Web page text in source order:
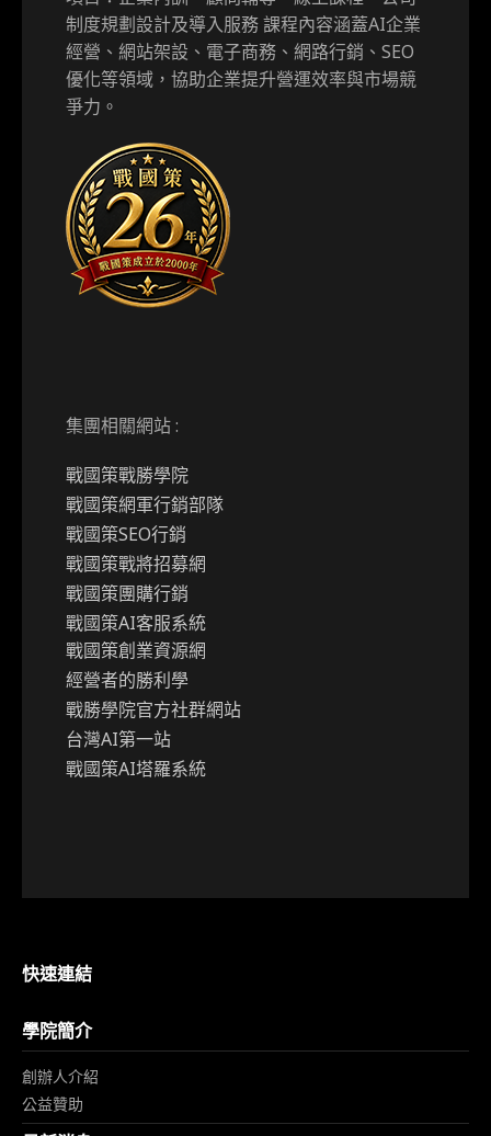
制度規劃設計及導入服務 課程內容涵蓋AI企業
經營、網站架設、電子商務、網路行銷、SEO
優化等領域，協助企業提升營運效率與市場競
爭力。
集團相關網站 :
戰國策戰勝學院
戰國策網軍行銷部隊
戰國策SEO行銷
戰國策戰將招募網
戰國策團購行銷
戰國策AI客服系統
戰國策創業資源網
經營者的勝利學
戰勝學院官方社群網站
台灣AI第一站
戰國策AI塔羅系統
快速連結
學院簡介
創辦人介紹
公益贊助